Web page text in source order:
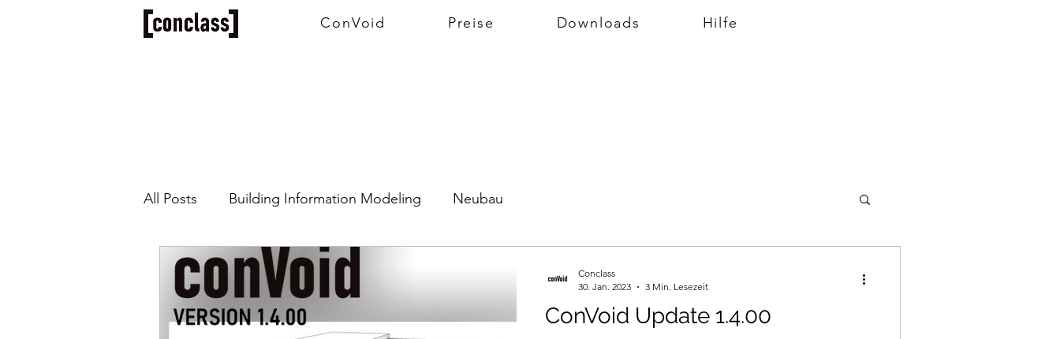
ConVoid Preise Downloads Hilfe
All Posts Building Information Modeling Neubau
ConVoid Update 1.4.00
Conclass
30. Jan. 2023
3 Min. Lesezeit